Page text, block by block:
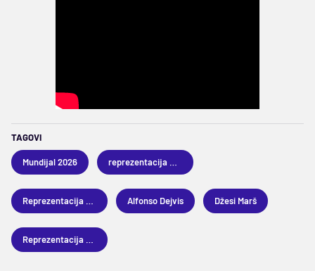
TAGOVI
Mundijal 2026
Alfonso Dejvis Džesi Marš